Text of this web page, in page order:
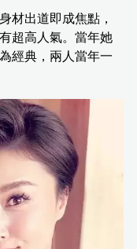
材出道即成焦點，
超高人氣。當年她
經典，兩人當年一